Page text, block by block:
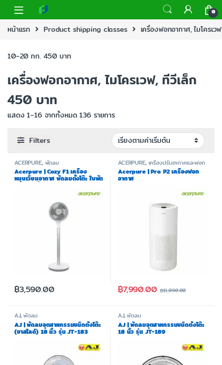
0
หน้าแรก Product shipping classes เครื่องฟอกอากาศ, ไมโครเ
10–20 กก. 450 บาท
เครื่องฟอกอากาศ, ไมโครเวฟ, ทีวีเล็ก
450 บาท
แสดง 1–16 จากทั้งหมด 136 รายการ
Filters
ACERPURE, พัดลม
Acerpure | Cozy F1 เครื่อง
หมุนเวียนอากาศ พัดลมตั้งโต๊ะ ใบพัด
฿3,590.00
ACERPURE, เครื่องปรับอากาศและฟอก
อากาศ
Acerpure | Pro P2 เครื่องฟอก
อากาศ
฿7,990.00 ฿11,090.00
AJ,พัดลม
AJ | พัดลมอุตสาหกรรมชนิดตั้งโต๊ะ
(ขาสไลด์) 18 นิ้ว รุ่น JT-183
AJ,พัดลม
AJ | พัดลมอุตสาหกรรมชนิดตั้งโต๊ะ
18 นิ้ว รุ่น JT-189